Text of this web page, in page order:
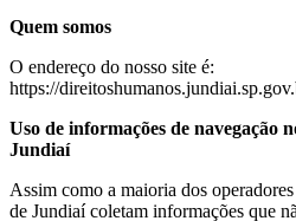
Quem somos
O endereço do nosso site é:
https://
Uso de informações de navegação
Jundiaí
Assim como a maioria dos
de Jundiaí coletam informações que